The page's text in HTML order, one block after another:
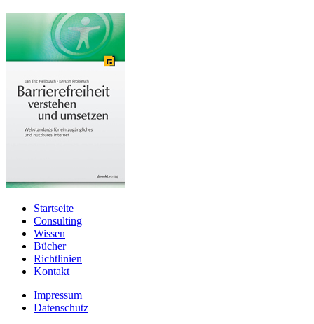
Startseite
Consulting
Wissen
Bücher
Richtlinien
Kontakt
Impressum
Datenschutz